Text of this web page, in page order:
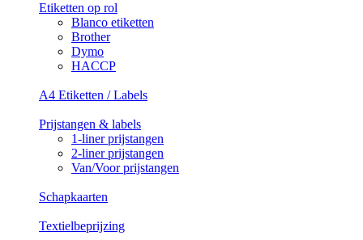
Etiketten op rol
Blanco etiketten
Brother
Dymo
HACCP
A4 Etiketten / Labels
Prijstangen & labels
1-liner prijstangen
2-liner prijstangen
Van/Voor prijstangen
Schapkaarten
Textielbeprijzing